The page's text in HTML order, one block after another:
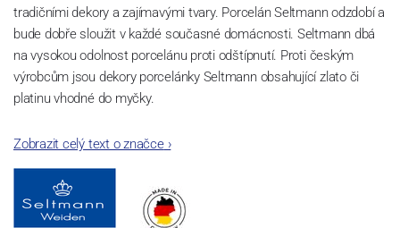
tradičními dekory a zajímavými tvary. Porcelán Seltmann odzdobí a
bude dobře sloužit v každé současné domácnosti. Seltmann dbá
na vysokou odolnost porcelánu proti odštípnutí. Proti českým
výrobcům jsou dekory porcelánky Seltmann obsahující zlato či
platinu vhodné do myčky.
Zobrazit celý text o značce›